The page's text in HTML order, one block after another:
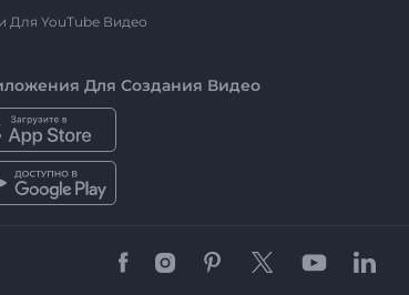
Для YouTube Видео
Для Создания Видео